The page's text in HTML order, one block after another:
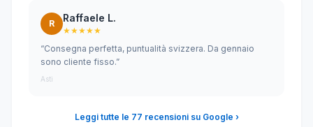
R Raffaele L.
★★★★★
“Consegna perfetta, puntualità svizzera. Da gennaio
sono cliente fisso.”
Asti
Leggi tutte le 77 recensioni su Google ›